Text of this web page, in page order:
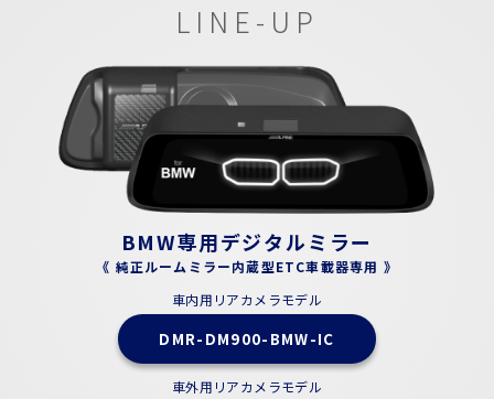
LINE-UP
BMW専用デジタルミラー
《 純正ルームミラー内蔵型ETC車載器専用 》
車内用リアカメラモデル
DMR-DM900-BMW-IC
車外用リアカメラモデル